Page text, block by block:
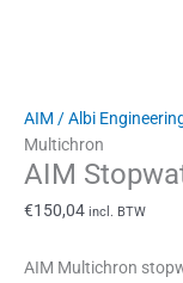
AIM / Albi
Multichron
AIM
€150,04 incl. BTW
AIM Multichron